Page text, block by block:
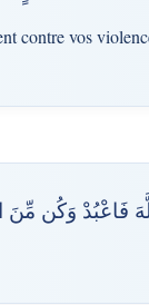
contre vos
فَاعْبُدْ وَكُن مِّنَ